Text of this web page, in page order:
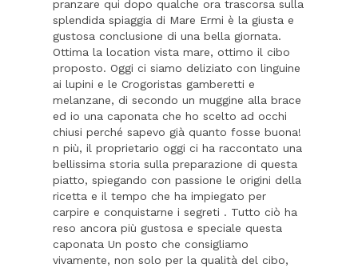
pranzare qui dopo qualche ora trascorsa sulla
splendida spiaggia di Mare Ermi è la giusta e
gustosa conclusione di una bella giornata.
Ottima la location vista mare, ottimo il cibo
proposto. Oggi ci siamo deliziato con linguine
ai lupini e le Crogoristas gamberetti e
melanzane, di secondo un muggine alla brace
ed io una caponata che ho scelto ad occhi
chiusi perché sapevo già quanto fosse buona!
n più, il proprietario oggi ci ha raccontato una
bellissima storia sulla preparazione di questa
piatto, spiegando con passione le origini della
ricetta e il tempo che ha impiegato per
carpire e conquistarne i segreti . Tutto ciò ha
reso ancora più gustosa e speciale questa
caponata Un posto che consigliamo
vivamente, non solo per la qualità del cibo,